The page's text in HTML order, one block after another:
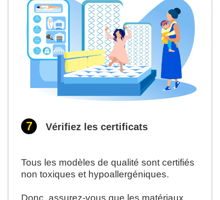
Vérifiez les certificats
Tous les modèles de qualité sont certifiés
non toxiques et hypoallergéniques.
Donc, assurez-vous que les matériaux